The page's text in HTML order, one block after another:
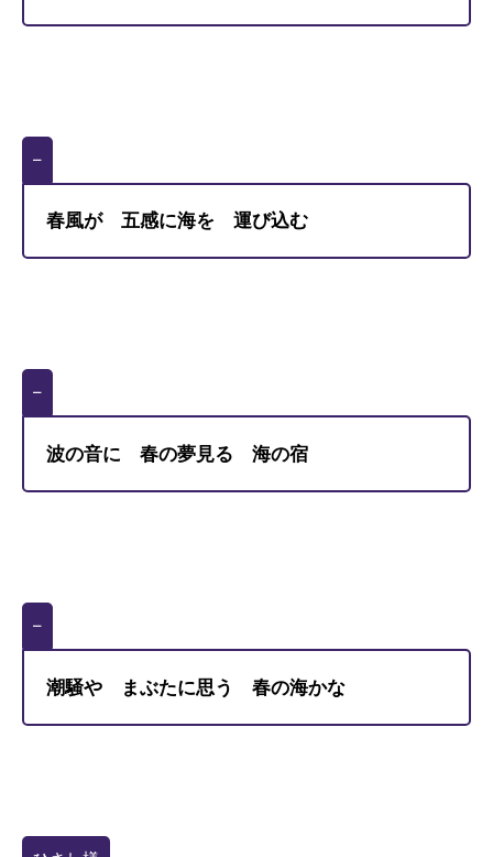
–
春風が 五感に海を 運び込む
–
波の音に 春の夢見る 海の宿
–
潮騒や まぶたに思う 春の海かな